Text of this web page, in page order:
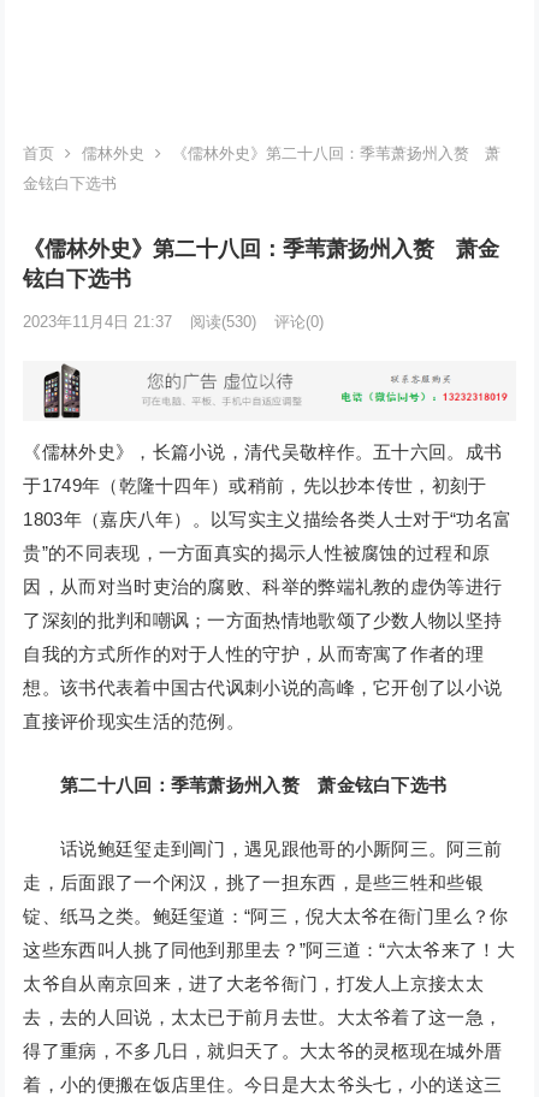
首页 儒林外史
《儒林外史》第二十八回：季苇萧扬州入赘 萧
金铉白下选书
《儒林外史》第二十八回：季苇萧扬州入赘 萧金
铉白下选书
2023年11月4日 21:37 阅读(530) 评论(0)
《儒林外史》，长篇小说，清代吴敬梓作。五十六回。成书
于1749年（乾隆十四年）或稍前，先以抄本传世，初刻于
1803年（嘉庆八年）。以写实主义描绘各类人士对于“功名富
贵”的不同表现，一方面真实的揭示人性被腐蚀的过程和原
因，从而对当时吏治的腐败、科举的弊端礼教的虚伪等进行
了深刻的批判和嘲讽；一方面热情地歌颂了少数人物以坚持
自我的方式所作的对于人性的守护，从而寄寓了作者的理
想。该书代表着中国古代讽刺小说的高峰，它开创了以小说
直接评价现实生活的范例。
第二十八回：季苇萧扬州入赘 萧金铉白下选书
话说鲍廷玺走到阊门，遇见跟他哥的小厮阿三。阿三前
走，后面跟了一个闲汉，挑了一担东西，是些三牲和些银
锭、纸马之类。鲍廷玺道：“阿三，倪大太爷在衙门里么？你
这些东西叫人挑了同他到那里去？”阿三道：“六太爷来了！大
太爷自从南京回来，进了大老爷衙门，打发人上京接太太
去，去的人回说，太太已于前月去世。大太爷着了这一急，
得了重病，不多几日，就归天了。大太爷的灵柩现在城外厝
着，小的便搬在饭店里住。今日是大太爷头七，小的送这三